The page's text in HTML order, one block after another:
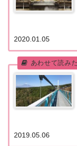
2020.01.05
2019.05.06